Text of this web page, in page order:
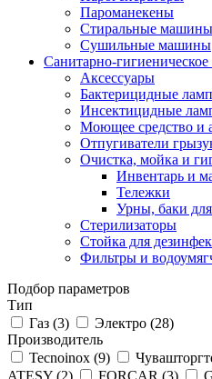
Пароманекены
Стиральные машины
Сушильные машины
Санитарно-
Аксессуары
Бактерицидные
Инсектицидные
Моющее средство и
Отпугиватели
Очистка, мойка и
Инвентарь и
Тележки
Урны, баки
Стерилизаторы
Стойка для
Фильтры и
Подбор параметров
Тип
Газ (3) Электро (28)
Производитель
Tecnoinox (9)
ATESY (2) FORCAR (3)